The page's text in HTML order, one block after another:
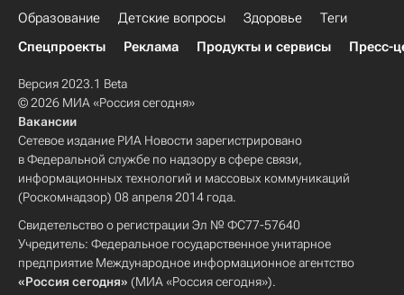
Образование Детские вопросы Здоровье
Теги
Спецпроекты
Реклама Продукты и сервисы Пресс-
Версия 2023.1 Beta
© 2026 МИА «Россия сегодня»
Вакансии
Сетевое издание РИА Новости зарегистрировано
в Федеральной службе по надзору в сфере связи,
информационных технологий и массовых коммуникаций
(Роскомнадзор) 08 апреля 2014 года.
Свидетельство о регистрации Эл № ФС77-57640
Учредитель: Федеральное государственное унитарное
предприятие Международное информационное агентство
«Россия сегодня» (МИА «Россия сегодня»).